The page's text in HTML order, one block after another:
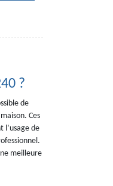
?
de
Ces
l’usage de
meilleure